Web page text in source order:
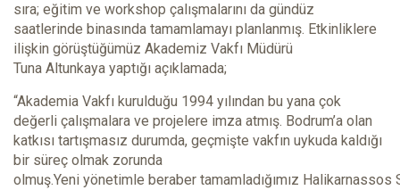
sıra; eğitim ve workshop çalışmalarını da gündüz
saatlerinde binasında tamamlamayı planlanmış. Etkinliklere
ilişkin görüştüğümüz Akademiz Vakfı Müdürü
Tuna Altunkaya yaptığı açıklamada;
“Akademia Vakfı kurulduğu 1994 yılından bu yana çok
değerli çalışmalara ve projelere imza atmış. Bodrum’a olan
katkısı tartışmasız durumda, geçmişte vakfın uykuda kaldığı
bir süreç olmak zorunda
olmuş.Yeni yönetimle beraber tamamladığımız Halikarnassos